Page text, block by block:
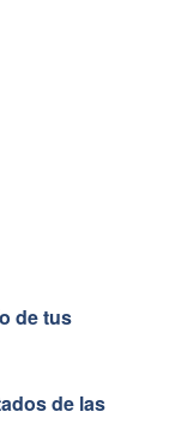
de tus
de las